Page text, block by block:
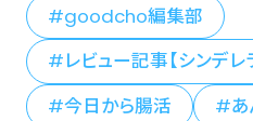
goodcho編集部
レビュー記事【シンデレ
今日から腸活